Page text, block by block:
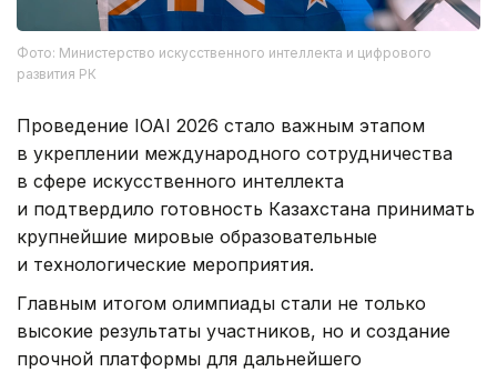
Фото: Министерство искусственного интеллекта и цифрового
развития РК
Проведение IOAI 2026 стало важным этапом
в укреплении международного сотрудничества
в сфере искусственного интеллекта
и подтвердило готовность Казахстана принимать
крупнейшие мировые образовательные
и технологические мероприятия.
Главным итогом олимпиады стали не только
высокие результаты участников, но и создание
прочной платформы для дальнейшего